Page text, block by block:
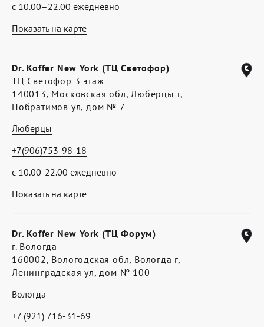
Показать на карте
с 10.00–22.00 ежедневно
Показать на карте
Dr. Koffer New York (ТЦ Светофор)
ТЦ Светофор 3 этаж
140013, Московская обл, Люберцы г,
Побратимов ул, дом № 7
Люберцы
с 10.00-22.00 ежедневно
+7(906)753-98-18
Dr. Koffer New York (ТЦ Форум)
г. Вологда
160002, Вологодская обл, Вологда г,
Ленинградская ул, дом № 100
Вологда
+7 (921) 716-31-69